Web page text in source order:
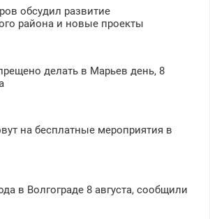
обсудил развитие
района и новые проекты
делать в Марьев день, 8
на бесплатные мероприятия в
в Волгограде 8 августа, сообщили